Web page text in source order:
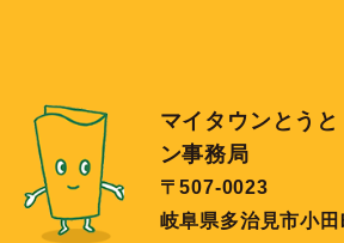
マイタウンとう
ン事務局
〒507-0023
岐阜県多治見市小